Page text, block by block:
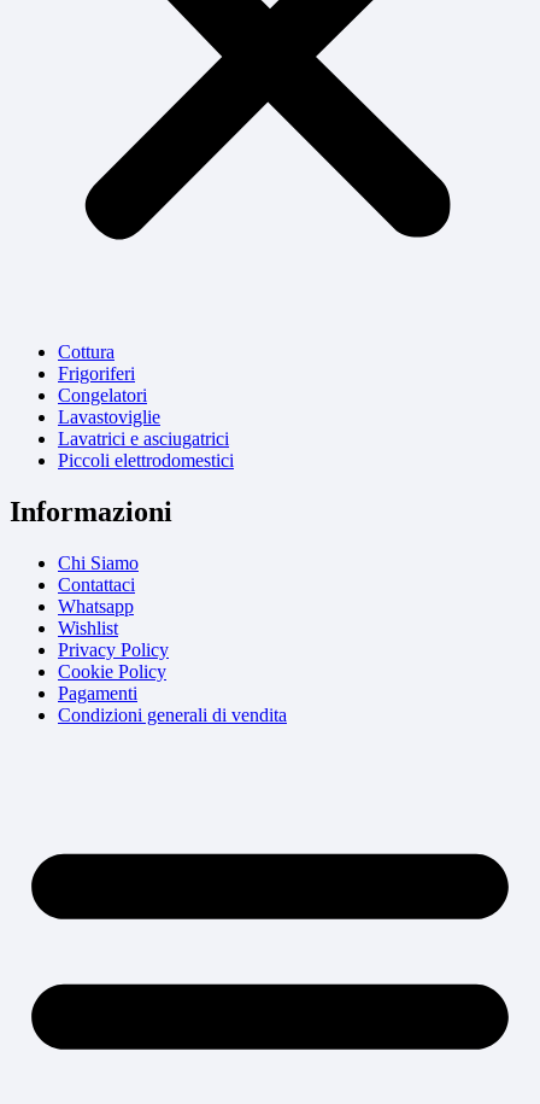
Cottura
Frigoriferi
Congelatori
Lavastoviglie
Lavatrici e asciugatrici
Piccoli elettrodomestici
Informazioni
Chi Siamo
Contattaci
Whatsapp
Wishlist
Privacy Policy
Cookie Policy
Pagamenti
Condizioni generali di vendita